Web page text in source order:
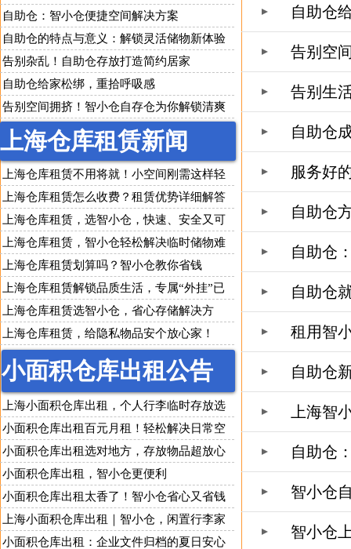
自助仓
告别空
告别生
自助仓
服务好
自助仓
自助仓
自助仓
租用智
自助仓
上海智
自助仓
智小仓
智小仓
物难题
自助仓：智小仓便捷空间解决方案
自助仓的特点与意义：解锁灵活储物新体验
告别杂乱！自助仓存放打造简约居家
自助仓给家松绑，重拾呼吸感
告别空间拥挤！智小仓自存仓为你解锁清爽
生活
上海仓库租赁新闻
上海仓库租赁不用将就！小空间刚需这样轻
松解决
上海仓库租赁怎么收费？租赁优势详细解答
上海仓库租赁，选智小仓，快速、安全又可
靠
上海仓库租赁，智小仓轻松解决临时储物难
题
上海仓库租赁划算吗？智小仓教你省钱
上海仓库租赁解锁品质生活，专属“外挂”已
上线
上海仓库租赁选智小仓，省心存储解决方
案，企业个人都适用
上海仓库租赁，给隐私物品安个放心家！
小面积仓库出租公告
上海小面积仓库出租，个人行李临时存放选
智小仓
小面积仓库出租百元月租！轻松解决日常空
间收纳难题
小面积仓库出租选对地方，存放物品超放心
小面积仓库出租，智小仓更便利
小面积仓库出租太香了！智小仓省心又省钱
上海小面积仓库出租｜智小仓，闲置行李家
具随便存！
小面积仓库出租：企业文件归档的夏日安心